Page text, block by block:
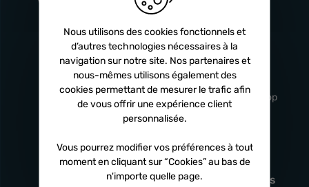
Livraison
rapide
Sous 24h à 48h
Service client
professionnel
De 8h à 17h Non-stop
Satisfait
remboursé
Paiement en
x3 fois
Nous utilisons des cookies fonctionnels et
d’autres technologies nécessaires à la
navigation sur notre site. Nos partenaires et
nous-mêmes utilisons également des
cookies permettant de mesurer le trafic afin
de vous offrir une expérience client
personnalisée.
Vous pourrez modifier vos préférences à tout
moment en cliquant sur “Cookies” au bas de
n'importe quelle page.